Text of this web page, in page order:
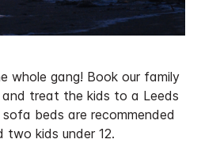
whole gang! Book our family
treat the kids to a Leeds
beds are recommended
kids under 12.